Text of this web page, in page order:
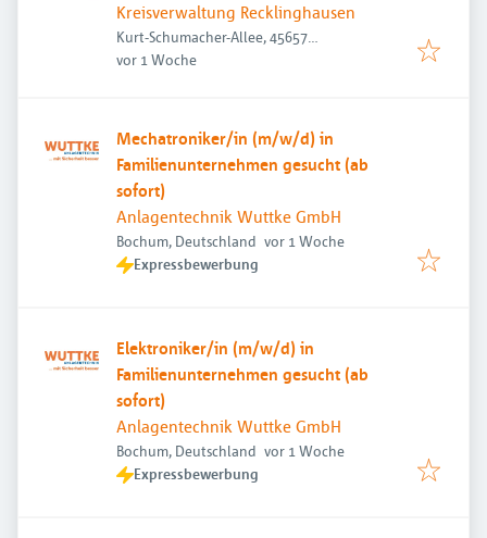
Kreisverwaltung Recklinghausen
Kurt-Schumacher-Allee, 45657
Recklinghausen, Deutschland
Veröffentlicht
vor 1 Woche
Mechatroniker/in (m/w/d) in
Familienunternehmen gesucht (ab
sofort)
Anlagentechnik Wuttke GmbH
Bochum, Deutschland Veröffentlicht
vor 1 Woche
Expressbewerbung
Elektroniker/in (m/w/d) in
Familienunternehmen gesucht (ab
sofort)
Anlagentechnik Wuttke GmbH
Bochum, Deutschland Veröffentlicht
vor 1 Woche
Expressbewerbung